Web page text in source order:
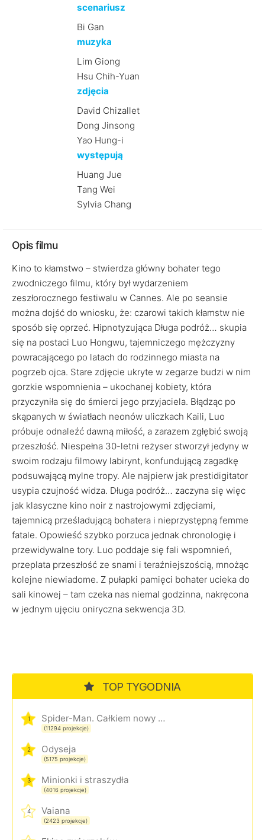
scenariusz
Bi Gan
muzyka
Lim Giong
Hsu Chih-Yuan
zdjęcia
David Chizallet
Dong Jinsong
Yao Hung-i
występują
Huang Jue
Tang Wei
Sylvia Chang
Opis filmu
Kino to kłamstwo – stwierdza główny bohater tego
zwodniczego filmu, który był wydarzeniem
zeszłorocznego festiwalu w Cannes. Ale po seansie
można dojść do wniosku, że: czarowi takich kłamstw nie
sposób się oprzeć. Hipnotyzująca Długa podróż… skupia
się na postaci Luo Hongwu, tajemniczego mężczyzny
powracającego po latach do rodzinnego miasta na
pogrzeb ojca. Stare zdjęcie ukryte w zegarze budzi w nim
gorzkie wspomnienia – ukochanej kobiety, która
przyczyniła się do śmierci jego przyjaciela. Błądząc po
skąpanych w światłach neonów uliczkach Kaili, Luo
próbuje odnaleźć dawną miłość, a zarazem zgłębić swoją
przeszłość. Niespełna 30-letni reżyser stworzył jedyny w
swoim rodzaju filmowy labirynt, konfundującą zagadkę
podsuwającą mylne tropy. Ale najpierw jak prestidigitator
usypia czujność widza. Długa podróż… zaczyna się więc
jak klasyczne kino noir z nastrojowymi zdjęciami,
tajemnicą prześladującą bohatera i nieprzystępną femme
fatale. Opowieść szybko porzuca jednak chronologię i
przewidywalne tory. Luo poddaje się fali wspomnień,
przeplata przeszłość ze snami i teraźniejszością, mnożąc
kolejne niewiadome. Z pułapki pamięci bohater ucieka do
sali kinowej – tam czeka nas niemal godzinna, nakręcona
w jednym ujęciu oniryczna sekwencja 3D.
TOP TYGODNIA
1 Spider-Man. Całkiem nowy dzień
(11294 projekcje)
2 Odyseja
(5175 projekcje)
3 Minionki i straszydła
(4016 projekcje)
4 Vaiana
(2423 projekcje)